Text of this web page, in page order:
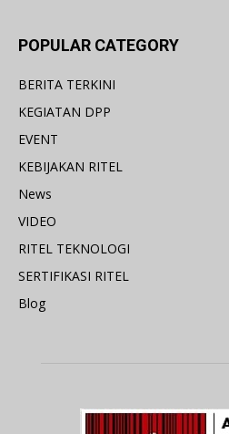
POPULAR CATEGORY
BERITA TERKINI
KEGIATAN DPP
EVENT
KEBIJAKAN RITEL
News
VIDEO
RITEL TEKNOLOGI
SERTIFIKASI RITEL
Blog